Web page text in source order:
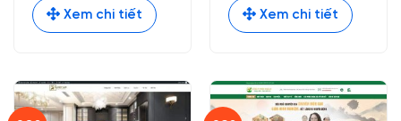
Xem chi tiết Xem chi tiết